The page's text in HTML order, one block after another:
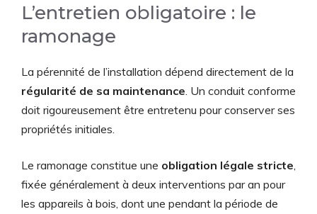
L’entretien obligatoire : le
ramonage
La pérennité de l’installation dépend directement de la
régularité de sa maintenance . Un conduit conforme
doit rigoureusement être entretenu pour conserver ses
propriétés initiales.
Le ramonage constitue une obligation légale stricte
fixée généralement à deux interventions par an pour
les appareils à bois, dont une pendant la période de